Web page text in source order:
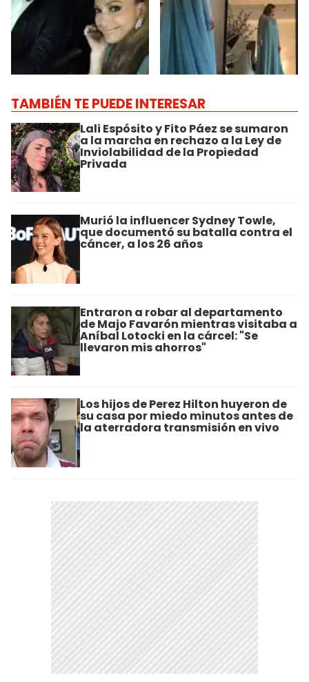
TAMBIÉN TE PUEDE INTERESAR
Lali Espósito y Fito Páez se sumaron
a la marcha en rechazo a la Ley de
Inviolabilidad de la Propiedad
Privada
Murió la influencer Sydney Towle,
que documentó su batalla contra el
cáncer, a los 26 años
Entraron a robar al departamento
de Majo Favarón mientras visitaba a
Aníbal Lotocki en la cárcel: "Se
llevaron mis ahorros"
Los hijos de Perez Hilton huyeron de
su casa por miedo minutos antes de
la aterradora transmisión en vivo